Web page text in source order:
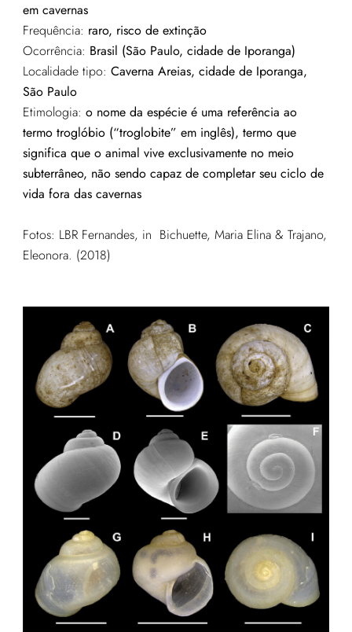
em cavernas
Frequência: raro, risco de extinção
Ocorrência: Brasil (São Paulo, cidade de Iporanga)
Localidade tipo: Caverna Areias, cidade de Iporanga,
São Paulo
Etimologia: o nome da espécie é uma referência ao
termo troglóbio (“troglobite” em inglês), termo que
significa que o animal vive exclusivamente no meio
subterrâneo, não sendo capaz de completar seu ciclo de
vida fora das cavernas
Fotos: LBR Fernandes, in Bichuette, Maria Elina & Trajano,
Eleonora. (2018)